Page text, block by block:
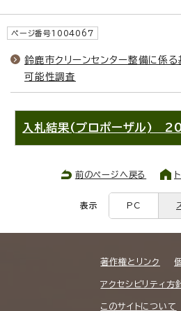
ページ番号1004067
鈴鹿市クリーンセンター整備に係
可能性調査
入札結果(プロポーザル)
前のページへ戻る
表示 PC
著作権とリンク
アクセシビリティ方
このサイトについて